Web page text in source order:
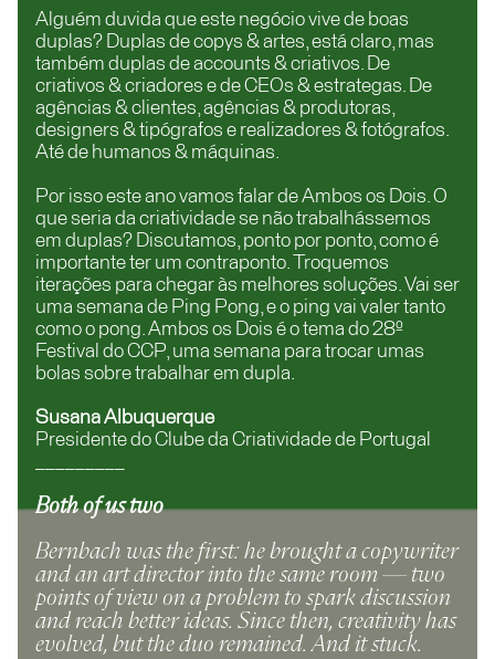
Alguém duvida que este negócio vive de boas
duplas? Duplas de copys & artes, está claro, mas
também duplas de accounts & criativos. De
criativos & criadores e de CEOs & estrategas. De
agências & clientes, agências & produtoras,
designers & tipógrafos e realizadores & fotógrafos.
Até de humanos & máquinas.
Por isso este ano vamos falar de Ambos os Dois. O
que seria da criatividade se não trabalhássemos
em duplas? Discutamos, ponto por ponto, como é
importante ter um contraponto. Troquemos
iterações para chegar às melhores soluções. Vai ser
uma semana de Ping Pong, e o ping vai valer tanto
como o pong. Ambos os Dois é o tema do 28º
Festival do CCP, uma semana para trocar umas
bolas sobre trabalhar em dupla.
Susana Albuquerque
Presidente do Clube da Criatividade de Portugal
Both of us two
Bernbach was the first: he brought a copywriter
and an art director into the same room — two
points of view on a problem to spark discussion
and reach better ideas. Since then, creativity has
evolved, but the duo remained. And it stuck.